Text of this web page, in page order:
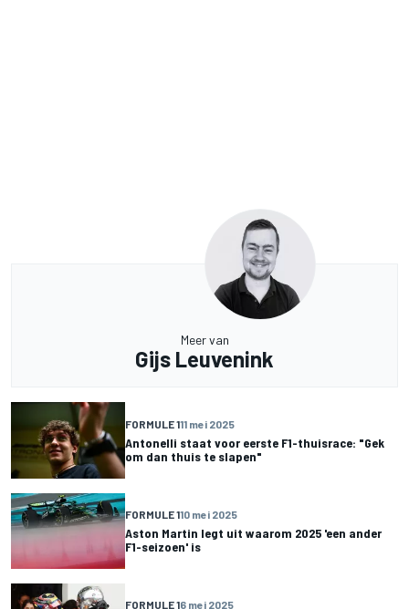
Meer van
Gijs Leuvenink
FORMULE 111 mei 2025
Antonelli staat voor eerste F1-thuisrace: "Gek
om dan thuis te slapen"
FORMULE 110 mei 2025
Aston Martin legt uit waarom 2025 'een ander
F1-seizoen' is
FORMULE 16 mei 2025